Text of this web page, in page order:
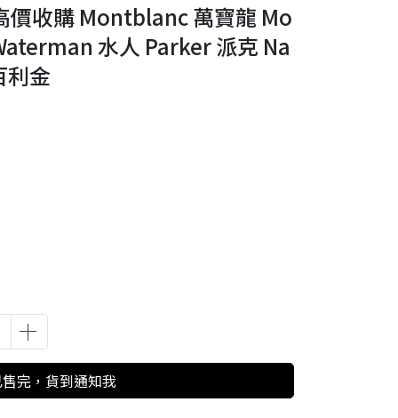
價收購 Montblanc 萬寶龍 Mo
水人 Parker 派克 Na
金
完，貨到通知我